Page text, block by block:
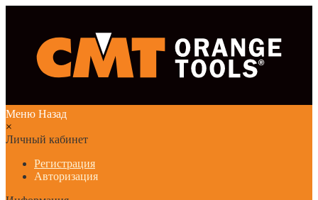
Меню Назад
×
Личный кабинет
Регистрация
Авторизация